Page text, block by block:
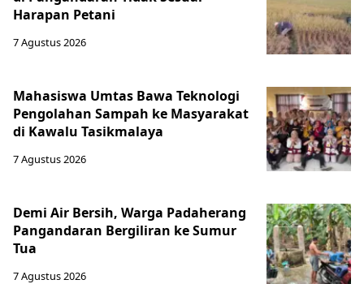
Harapan Petani
7 Agustus 2026
Mahasiswa Umtas Bawa Teknologi
Pengolahan Sampah ke Masyarakat
di Kawalu Tasikmalaya
7 Agustus 2026
Demi Air Bersih, Warga Padaherang
Pangandaran Bergiliran ke Sumur
Tua
7 Agustus 2026